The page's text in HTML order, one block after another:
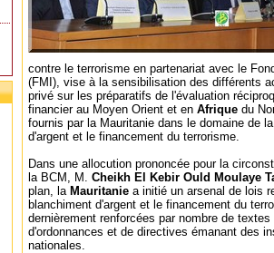
contre le terrorisme en partenariat avec le
(FMI), vise à la sensibilisation des différents
privé sur les préparatifs de l'évaluation
financier au Moyen Orient et en Afrique du
fournis par la Mauritanie dans le domaine de
d'argent et le financement du terrorisme.
Dans une allocution prononcée pour la
la BCM, M. Cheikh El Kebir Ould Moulaye
plan, la Mauritanie a initié un arsenal de lois
blanchiment d'argent et le financement du
dernièrement renforcées par nombre de
d'ordonnances et de directives émanant des
nationales.